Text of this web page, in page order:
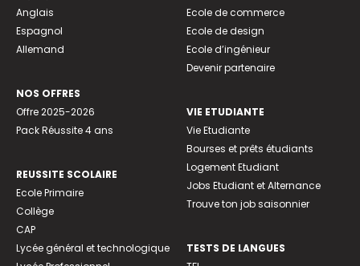
Anglais
Espagnol
Allemand
NOS OFFRES
Offre 2025-2026
Pack Réussite 4 ans
REUSSITE SCOLAIRE
Ecole Primaire
Collège
CAP
Lycée général et technologique
Ecole de commerce
Ecole de design
Ecole d’ingénieur
Devenir partenaire
VIE ETUDIANTE
Vie Etudiante
Bourses et prêts étudiants
Logement Etudiant
Jobs Etudiant et Alternance
Trouve ton job saisonnier
TESTS DE LANGUES